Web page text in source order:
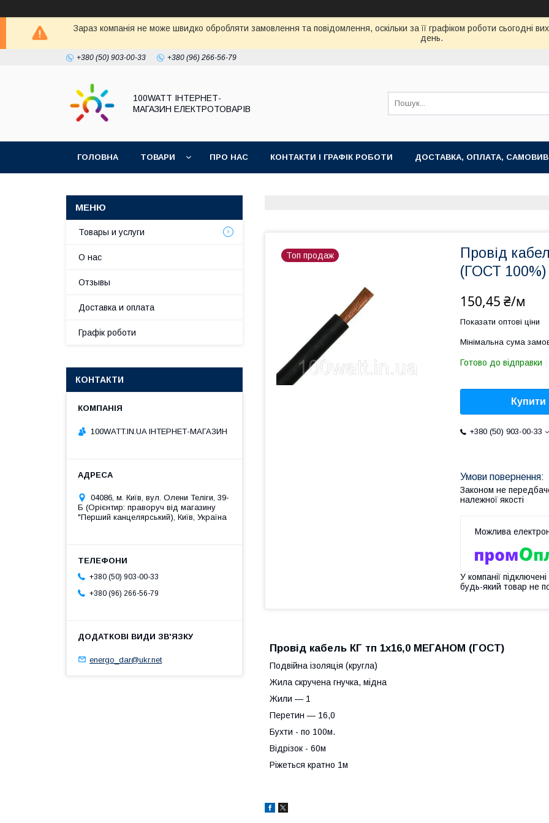
Зараз компанія не може швидко обробляти замовлення та повідомлення, оскільки за її графіком роботи сьогодні
день.
+380 (50) 903-00-33 +380 (96) 266-56-79
100WATT ІНТЕРНЕТ-
МАГАЗИН ЕЛЕКТРОТОВАРІВ
ГОЛОВНА ТОВАРИ ПРО НАС КОНТАКТИ І ГРАФІК РОБОТИ ДОСТАВКА, ОПЛАТА,
Топ продаж
Провід
(ГОСТ 100%)
150,45 ₴/м
Показати оптові ціни
Мінімальна сума
Готово до відправки
Купити
+380 (50) 903-00-33
Законом не
належної якості
У компанії
будь-який товар не
Провід кабель КГ тп 1х16,0 МЕГАНОМ (ГОСТ)
Подвійна ізоляція (кругла)
Жила скручена гнучка, мідна
Жили ― 1
Перетин ― 16,0
Бухти - по 100м.
Відрізок - 60м
Ріжеться кратно 1м
Товары и услуги
О нас
Отзывы
Доставка и оплата
Графік роботи
КОНТАКТИ
100WATT.IN.UA ІНТЕРНЕТ-МАГАЗИН
04086, м. Київ, вул. Олени Теліги, 39-
Б (Орієнтир: праворуч від магазину
"Перший канцелярський), Київ, Україна
+380 (50) 903-00-33
+380 (96) 266-56-79
energo_dar@ukr.net